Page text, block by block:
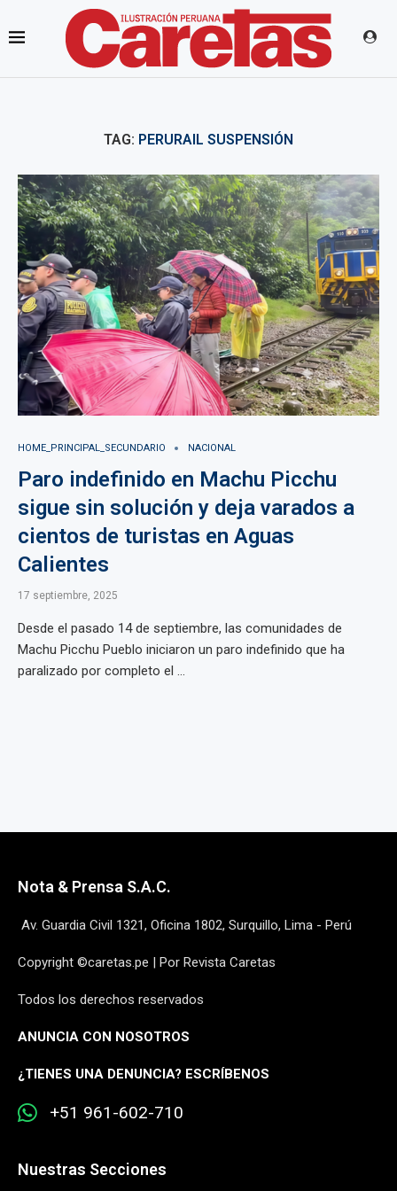
TAG: PERURAIL SUSPENSIÓN
HOME_PRINCIPAL_SECUNDARIO NACIONAL
Paro indefinido en Machu Picchu
sigue sin solución y deja varados a
cientos de turistas en Aguas
Calientes
17 septiembre, 2025
Desde el pasado 14 de septiembre, las comunidades de
Machu Picchu Pueblo iniciaron un paro indefinido que ha
paralizado por completo el ...
Nota & Prensa S.A.C.
Av. Guardia Civil 1321, Oficina 1802, Surquillo, Lima - Perú
Copyright ©caretas.pe | Por Revista Caretas
Todos los derechos reservados
ANUNCIA CON NOSOTROS
¿TIENES UNA DENUNCIA? ESCRÍBENOS
+51 961-602-710
Nuestras Secciones